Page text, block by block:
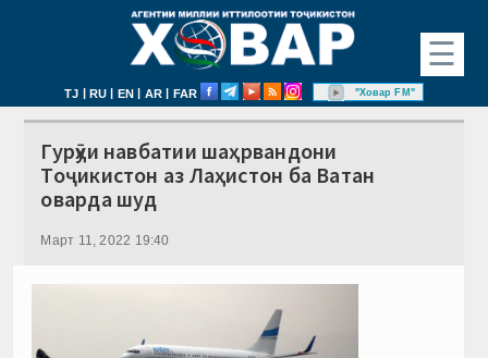
☰
TJ | RU | EN | AR | FAR "Ховар FM"
Гурӯҳи навбатии шаҳрвандони
Тоҷикистон аз Лаҳистон ба Ватан
оварда шуд
Март 11, 2022 19:40